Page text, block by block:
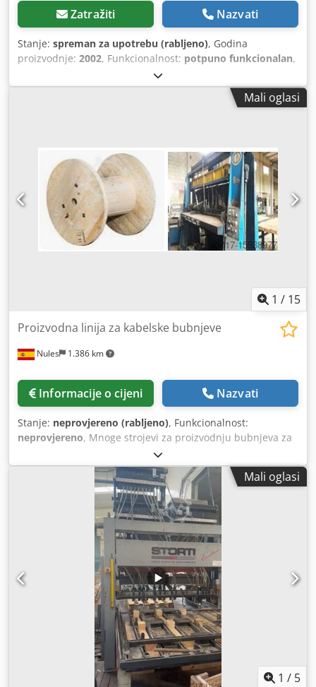
Zatražiti Nazvati
Stanje: spreman za upotrebu (rabljeno), Godina
proizvodnje: 2002, Funkcionalnost: potpuno funkcionalan,
Delta MACHINERY
DELTA CHA 02 E stroj za proizvodnju paleta Delta,
proizvedenu 2002. godine. Proizvođač: DELTA Model: CHA
dodatnih pitanja ili trebate više informacija, molimo
pošaljite nam poruku ili nas nazovite.
Mali oglasi
1 / 15
Nules 1.386 km
Proizvodna linija za kabelske bubnjeve
Informacije o cijeni Nazvati
Stanje: neprovjereno (rabljeno), Funkcionalnost:
neprovjereno, Mnoge strojevi za proizvodnju bubnjeva za
kabele. Neki od strojeva: Dkodpfjthqqbsx Amnor Linija za
male špule Mali stroj za zabijanje čavala u špule Stroj za
rezanje Stol s kalupom Veliki valjci za zabijanje čavala Veliki
Fere čavler Veliki stroj za rezanje rubova Veliki stroj za
izvlačenje kabela
Mali oglasi
1 / 5